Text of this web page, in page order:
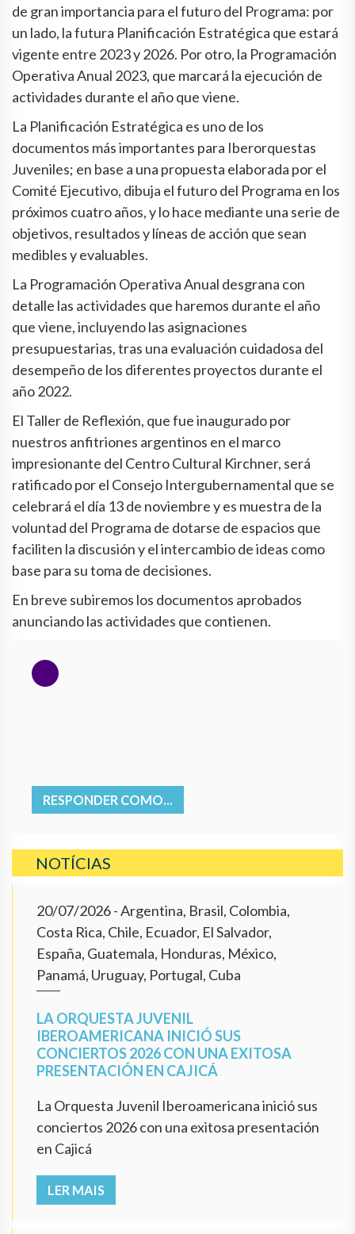
de gran importancia para el futuro del Programa: por
un lado, la futura Planificación Estratégica que estará
vigente entre 2023 y 2026. Por otro, la Programación
Operativa Anual 2023, que marcará la ejecución de
actividades durante el año que viene.
La Planificación Estratégica es uno de los
documentos más importantes para Iberorquestas
Juveniles; en base a una propuesta elaborada por el
Comité Ejecutivo, dibuja el futuro del Programa en los
próximos cuatro años, y lo hace mediante una serie de
objetivos, resultados y líneas de acción que sean
medibles y evaluables.
La Programación Operativa Anual desgrana con
detalle las actividades que haremos durante el año
que viene, incluyendo las asignaciones
presupuestarias, tras una evaluación cuidadosa del
desempeño de los diferentes proyectos durante el
año 2022.
El Taller de Reflexión, que fue inaugurado por
nuestros anfitriones argentinos en el marco
impresionante del Centro Cultural Kirchner, será
ratificado por el Consejo Intergubernamental que se
celebrará el día 13 de noviembre y es muestra de la
voluntad del Programa de dotarse de espacios que
faciliten la discusión y el intercambio de ideas como
base para su toma de decisiones.
En breve subiremos los documentos aprobados
anunciando las actividades que contienen.
RESPONDER COMO...
NOTÍCIAS
20/07/2026- Argentina, Brasil, Colombia,
Costa Rica, Chile, Ecuador, El Salvador,
España, Guatemala, Honduras, México,
Panamá, Uruguay, Portugal, Cuba
LA ORQUESTA JUVENIL
IBEROAMERICANA INICIÓ SUS
CONCIERTOS 2026 CON UNA EXITOSA
PRESENTACIÓN EN CAJICÁ
La Orquesta Juvenil Iberoamericana inició sus
conciertos 2026 con una exitosa presentación
en Cajicá
LER MAIS